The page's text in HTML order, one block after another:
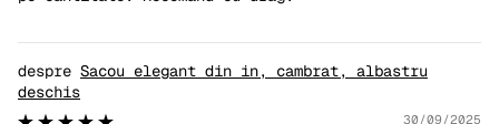
Sacou elegant din in, cambrat, albastru
deschis
30/09/2025